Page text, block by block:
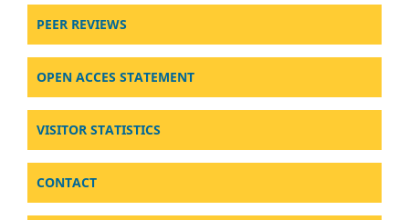
PEER REVIEWS
OPEN ACCES STATEMENT
VISITOR STATISTICS
CONTACT